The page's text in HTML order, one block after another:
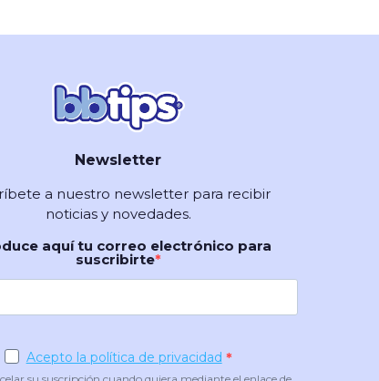
Newsletter
a nuestro newsletter para recibir
noticias y novedades.
aquí tu correo electrónico para
suscribirte
Acepto la política de privacidad
su suscripción cuando quiera mediante el enlace de